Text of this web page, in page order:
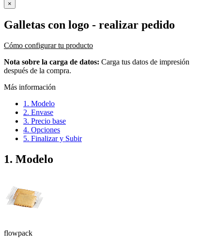
×
Galletas con logo - realizar pedido
Cómo configurar tu producto
Nota sobre la carga de datos: Carga tus datos de impresión
después de la compra.
Más información
1. Modelo
2. Envase
3. Precio base
4. Opciones
5. Finalizar y Subir
1. Modelo
flowpack